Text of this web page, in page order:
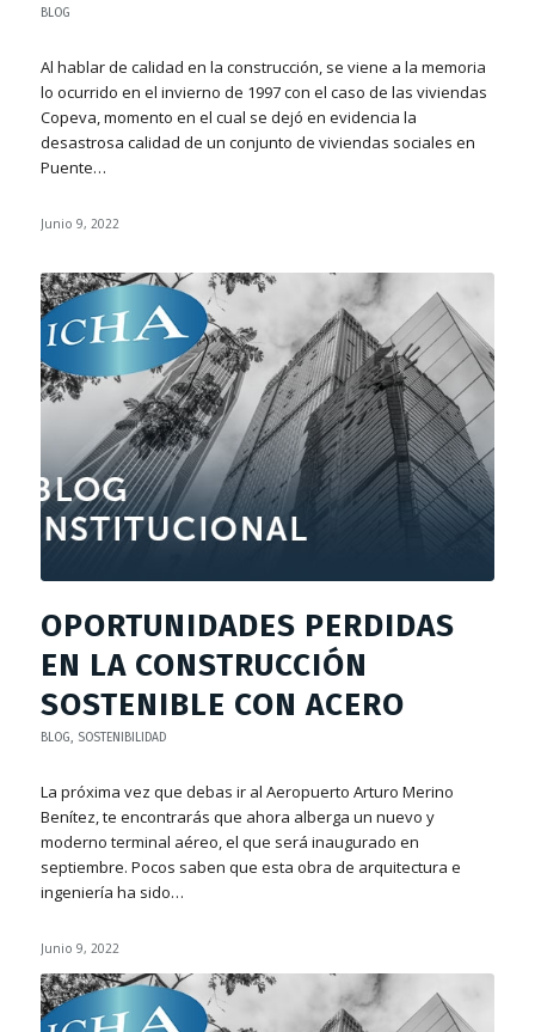
BLOG
Al hablar de calidad en la construcción, se viene a la memoria
lo ocurrido en el invierno de 1997 con el caso de las viviendas
Copeva, momento en el cual se dejó en evidencia la
desastrosa calidad de un conjunto de viviendas sociales en
Puente…
Junio 9, 2022
OPORTUNIDADES PERDIDAS
EN LA CONSTRUCCIÓN
SOSTENIBLE CON ACERO
BLOG, SOSTENIBILIDAD
La próxima vez que debas ir al Aeropuerto Arturo Merino
Benítez, te encontrarás que ahora alberga un nuevo y
moderno terminal aéreo, el que será inaugurado en
septiembre. Pocos saben que esta obra de arquitectura e
ingeniería ha sido…
Junio 9, 2022